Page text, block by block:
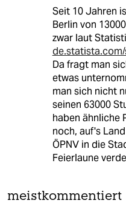
Seit 10 Jahren
Berlin von
zwar laut
Da fragt man
etwas
man sich nicht
seinen 63000
haben ähnliche
noch, auf's
ÖPNV in die
Feierlaune
meistkommentiert